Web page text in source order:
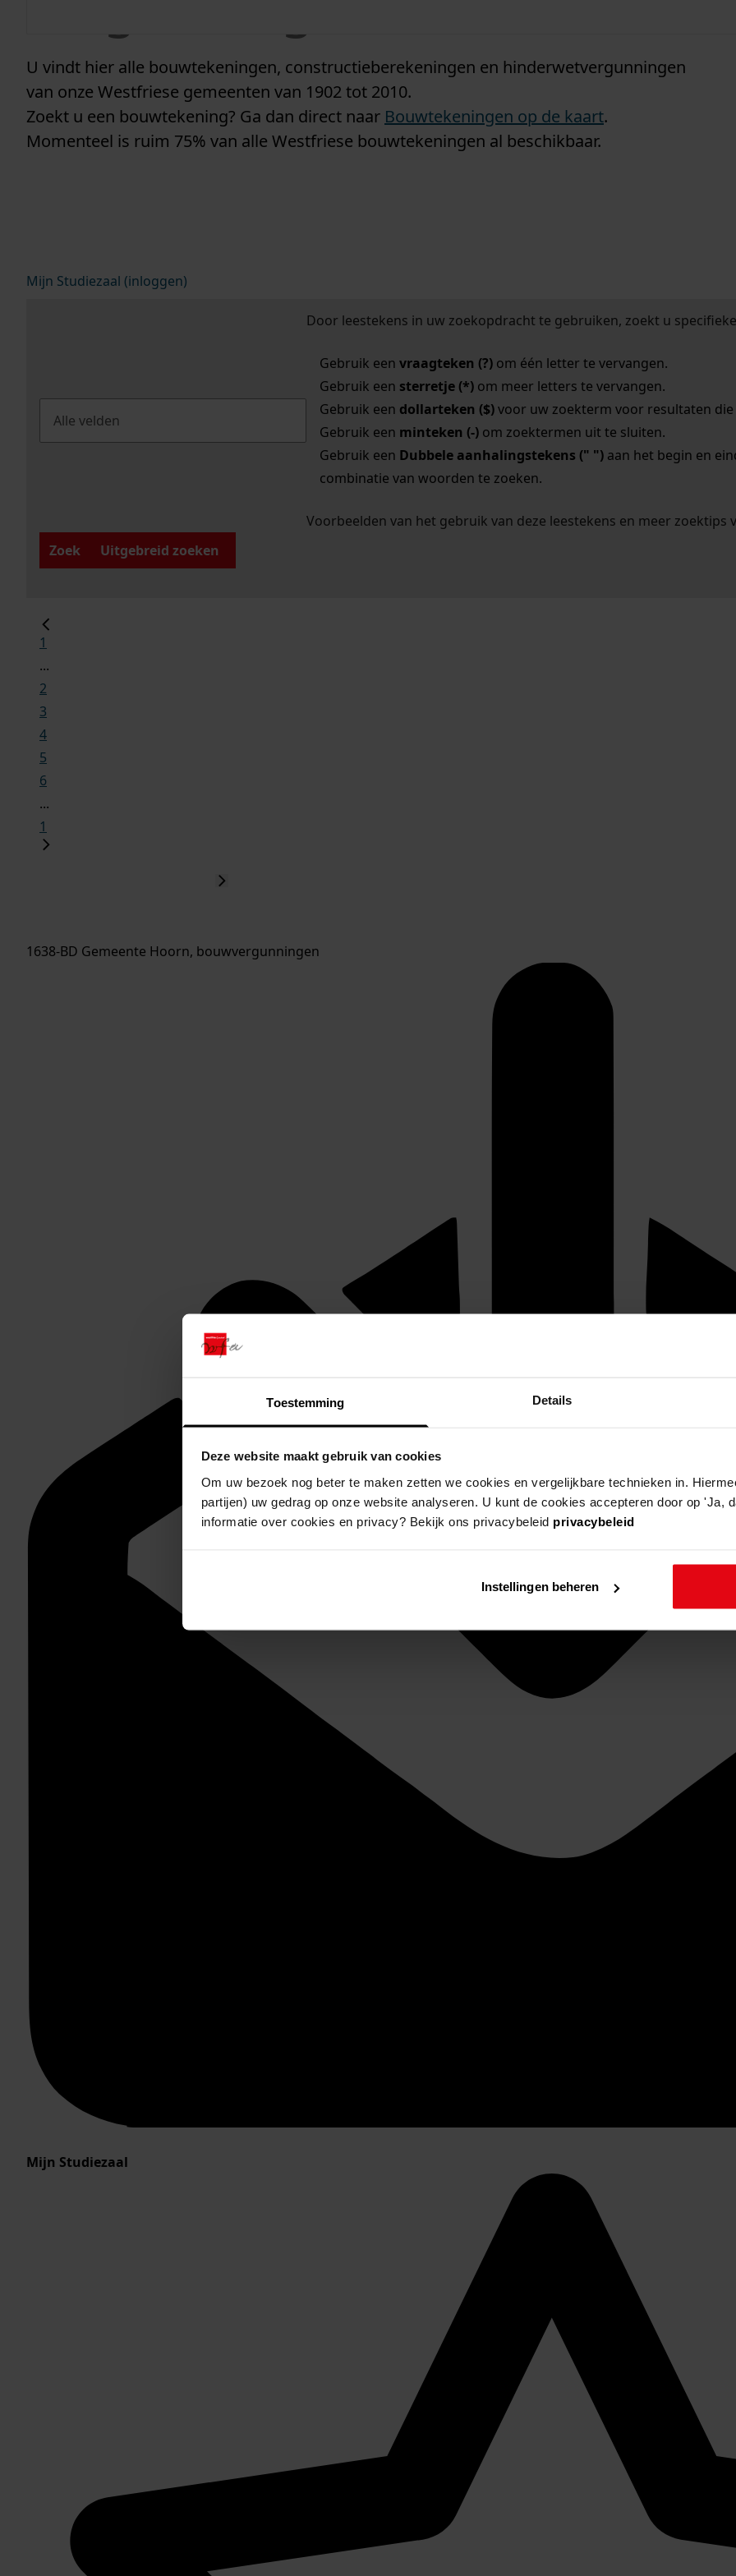
Toestemming Details
Deze website maakt gebruik van cookies
Om uw bezoek nog beter te maken zetten we cookies en vergelijkbare technieken in.
partijen) uw gedrag op onze website analyseren. U kunt de cookies accepteren door op 'Ja,
informatie over cookies en privacy? Bekijk ons privacybeleid privacybeleid
Instellingen beheren
U vindt hier alle bouwtekeningen, constructieberekeningen en hinderwetvergunningen
van onze Westfriese gemeenten van 1902 tot 2010.
Zoekt u een bouwtekening? Ga dan direct naar Bouwtekeningen op de kaart.
Momenteel is ruim 75% van alle Westfriese bouwtekeningen al beschikbaar.
Mijn Studiezaal (inloggen)
Door leestekens in uw zoekopdracht te gebruiken, zoekt u
Gebruik een vraagteken (?)om één letter te vervangen.
Gebruik een sterretje (*)om meer letters te vervangen.
Gebruik een dollarteken ($)voor uw zoekterm voor resultaten die
Gebruik een minteken (-)om zoektermen uit te sluiten.
Gebruik een Dubbele aanhalingstekens (" ")aan het begin en
combinatie van woorden te zoeken.
Voorbeelden van het gebruik van deze leestekens en meer zoektips
Zoek
Uitgebreid zoeken
1
...
2
3
4
5
6
...
1
1638-BD Gemeente Hoorn, bouwvergunningen
Mijn Studiezaal